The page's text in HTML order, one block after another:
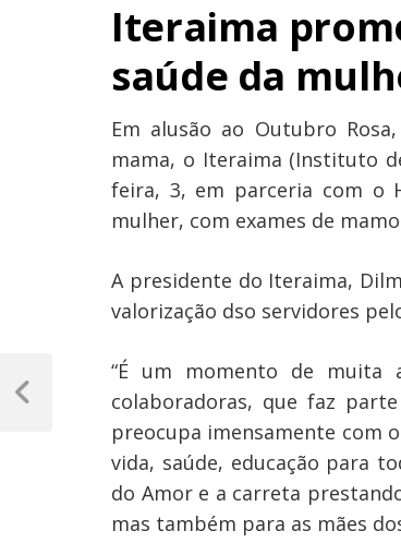
Iteraima
saúde da
Em alusão ao Outubro
mama, o Iteraima (Instituto
feira, 3, em parceria com o
mulher, com exames de
A presidente do Iteraima,
valorização dso servidores
“É um momento de muita
colaboradoras, que faz
preocupa imensamente com
vida, saúde, educação para
do Amor e a carreta
mas também para as mães
Navegação
de
Previous